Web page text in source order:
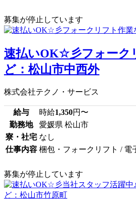
募集が停止しています
速払いOK☆彡フォーク
ど：松山市中西外
株式会社テクノ・サービス
給与 時給1,350円〜
勤務地
愛媛県 松山市
寮・社宅 なし
仕事内容 梱包・フォークリフト / 電
募集が停止しています